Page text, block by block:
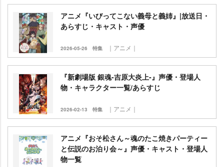
アニメ『いびってこない義母と義姉』|放送日・
あらすじ・キャスト・声優
2026-05-26 特集 ｜アニメ｜
『新劇場版 銀魂-吉原大炎上‐』声優・登場人
物・キャラクター一覧/あらすじ
2026-02-13 特集 ｜アニメ｜
アニメ『おそ松さん～魂のたこ焼きパーティー
と伝説のお泊り会～』声優・キャスト・登場人
物一覧